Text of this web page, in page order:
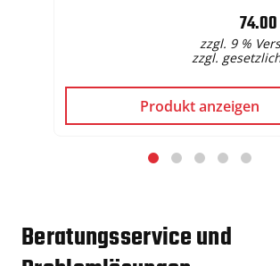
zzgl. 9 %
zzgl.
Produkt anzeigen
Beratungsservice und